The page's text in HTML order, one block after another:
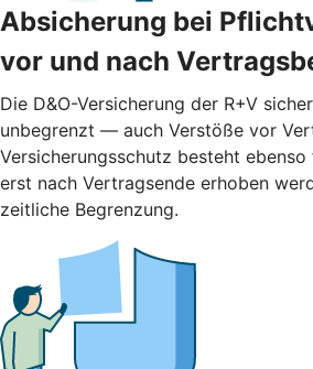
Absicherung bei
vor und nach
Die D&O-Versicherung der R+V
unbegrenzt — auch Verstöße vor
Versicherungsschutz besteht
erst nach Vertragsende erhoben
zeitliche Begrenzung.